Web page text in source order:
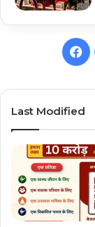
Last Modified